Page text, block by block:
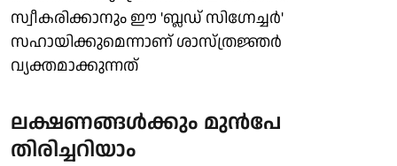
സ്വീകരിക്കാനും ഈ 'ബ്ലഡ് സിഗ്നേച്ചർ'
സഹായിക്കുമെന്നാണ് ശാസ്ത്രജ്ഞർ
വ്യക്തമാക്കുന്നത്
ലക്ഷണങ്ങൾക്കും മുൻപേ
തിരിച്ചറിയാം